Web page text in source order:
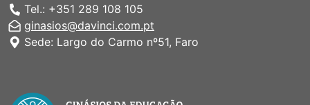
Tel.: +351 289 108 105
ginasios@davinci.com.pt
Sede: Largo do Carmo nº51, Faro